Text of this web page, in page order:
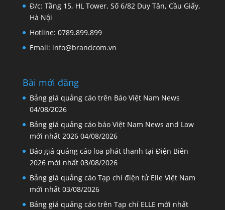
Đ/c: Tầng 15, HL Tower, Số 6/82 Duy Tân, Cầu Giấy,
Hà Nội
Hotline: 0789.899.899
Email: info@brandcom.vn
Bài mới đăng
Bảng giá quảng cáo trên Báo Việt Nam News
04/08/2026
Bảng giá quảng cáo báo Việt Nam News and Law
mới nhất 2026 04/08/2026
Báo giá quảng cáo loa phát thanh tại Điện Biên
2026 mới nhất 03/08/2026
Bảng giá quảng cáo Tạp chí điện tử Elle Việt Nam
mới nhất 03/08/2026
Bảng giá quảng cáo trên Tạp chí ELLE mới nhất